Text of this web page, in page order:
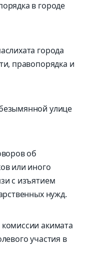
в городе
города
правопорядка и
улице
об
или иного
с изъятием
нужд.
акимата
участия в